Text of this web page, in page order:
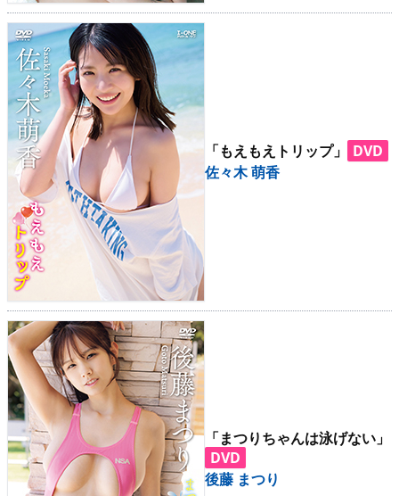
「もえもえトリップ」
DVD
佐々木 萌香
「まつりちゃんは泳げない」
DVD
後藤 まつり